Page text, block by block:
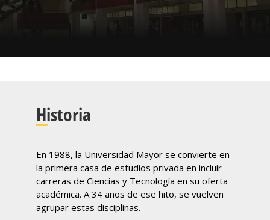
Historia
En 1988, la Universidad Mayor se convierte en
la primera casa de estudios privada en incluir
carreras de Ciencias y Tecnología en su oferta
académica. A 34 años de ese hito, se vuelven
agrupar estas disciplinas.